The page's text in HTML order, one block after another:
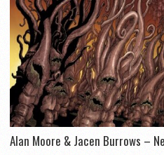
Alan Moore & Jacen Burrows –